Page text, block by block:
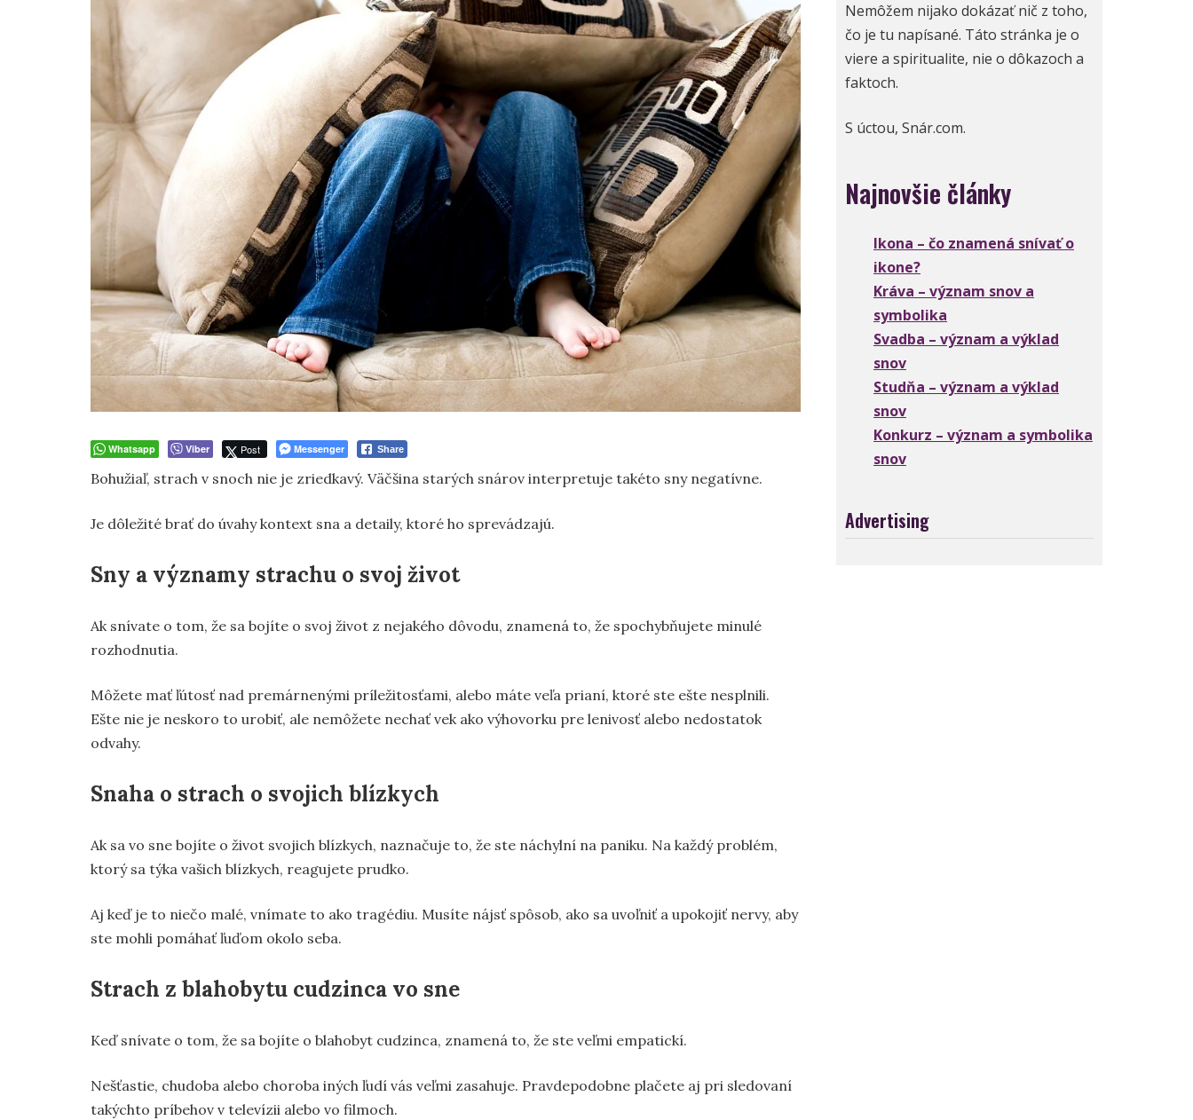
Whatsapp Viber Post Messenger Share
Bohužiaľ, strach v snoch nie je zriedkavý. Väčšina starých snárov interpretuje takéto sny negatívne.
Je dôležité brať do úvahy kontext sna a detaily, ktoré ho sprevádzajú.
Sny a významy strachu o svoj život
Ak snívate o tom, že sa bojíte o svoj život z nejakého dôvodu, znamená to, že spochybňujete minulé
rozhodnutia.
Môžete mať ľútosť nad premárnenými príležitosťami, alebo máte veľa prianí, ktoré ste ešte nesplnili.
Ešte nie je neskoro to urobiť, ale nemôžete nechať vek ako výhovorku pre lenivosť alebo nedostatok
odvahy.
Snaha o strach o svojich blízkych
Ak sa vo sne bojíte o život svojich blízkych, naznačuje to, že ste náchylní na paniku. Na každý problém,
ktorý sa týka vašich blízkych, reagujete prudko.
Aj keď je to niečo malé, vnímate to ako tragédiu. Musíte nájsť spôsob, ako sa uvoľniť a upokojiť nervy, aby
ste mohli pomáhať ľuďom okolo seba.
Strach z blahobytu cudzinca vo sne
Keď snívate o tom, že sa bojíte o blahobyt cudzinca, znamená to, že ste veľmi empatickí.
Nešťastie, chudoba alebo choroba iných ľudí vás veľmi zasahuje. Pravdepodobne plačete aj pri sledovaní
takýchto príbehov v televízii alebo vo filmoch.
Nemôžem nijako dokázať nič z toho,
čo je tu napísané. Táto stránka je o
viere a spiritualite, nie o dôkazoch a
faktoch.
S úctou, Snár.com.
Najnovšie články
Ikona – čo znamená snívať o
ikone?
Kráva – význam snov a
symbolika
Svadba – význam a výklad
snov
Studňa – význam a výklad
snov
Konkurz – význam a symbolika
snov
Advertising